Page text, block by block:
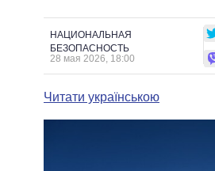
МЭРЫ
ВСЕ ПЕРСОНЫ
НАЦИОНАЛЬНАЯ
БЕЗОПАСНОСТЬ
28 мая 2026, 18:00
Читати українською